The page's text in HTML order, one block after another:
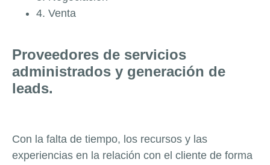
4. Venta
Proveedores de servicios
administrados y generación de
leads.
Con la falta de tiempo, los recursos y las
experiencias en la relación con el cliente de forma